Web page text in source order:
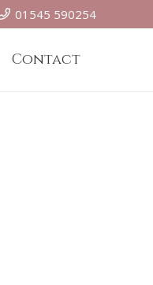
01545 590254
Contact